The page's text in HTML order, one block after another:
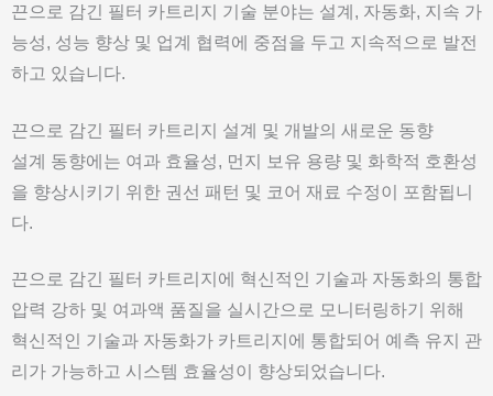
끈으로 감긴 필터 카트리지 기술 분야는 설계, 자동화, 지속 가
능성, 성능 향상 및 업계 협력에 중점을 두고 지속적으로 발전
하고 있습니다.
끈으로 감긴 필터 카트리지 설계 및 개발의 새로운 동향
설계 동향에는 여과 효율성, 먼지 보유 용량 및 화학적 호환성
을 향상시키기 위한 권선 패턴 및 코어 재료 수정이 포함됩니
다.
끈으로 감긴 필터 카트리지에 혁신적인 기술과 자동화의 통합
압력 강하 및 여과액 품질을 실시간으로 모니터링하기 위해
혁신적인 기술과 자동화가 카트리지에 통합되어 예측 유지 관
리가 가능하고 시스템 효율성이 향상되었습니다.